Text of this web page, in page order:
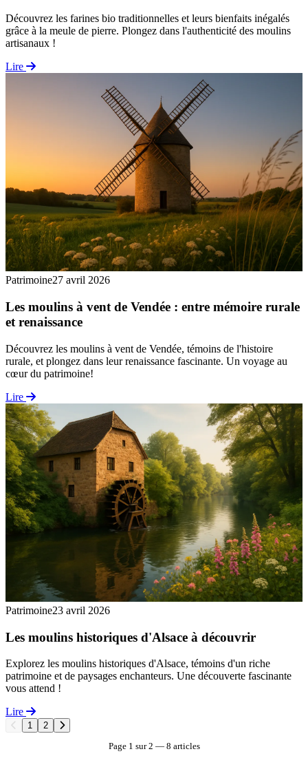
Découvrez les farines bio traditionnelles et leurs bienfaits inégalés
grâce à la meule de pierre. Plongez dans l'authenticité des moulins
artisanaux !
Lire
Patrimoine27 avril 2026
Les moulins à vent de Vendée : entre mémoire rurale
et renaissance
Découvrez les moulins à vent de Vendée, témoins de l'histoire
rurale, et plongez dans leur renaissance fascinante. Un voyage au
cœur du patrimoine!
Lire
Patrimoine23 avril 2026
Les moulins historiques d'Alsace à découvrir
Explorez les moulins historiques d'Alsace, témoins d'un riche
patrimoine et de paysages enchanteurs. Une découverte fascinante
vous attend !
Lire
1
2
Page 1 sur 2 — 8 articles